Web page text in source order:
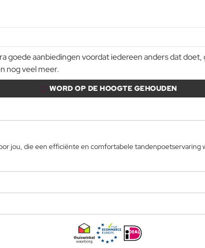
goede aanbiedingen voordat iedereen anders dat
nog veel meer.
WORD OP DE HOOGTE GEHOUDEN
jou, die een efficiënte en comfortabele tandenpoetservaring